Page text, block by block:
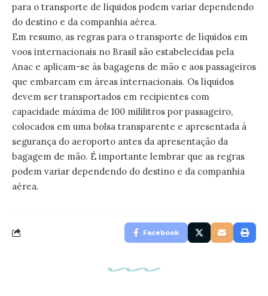
para o transporte de líquidos podem variar dependendo
do destino e da companhia aérea.
Em resumo, as regras para o transporte de líquidos em
voos internacionais no Brasil são estabelecidas pela
Anac e aplicam-se às bagagens de mão e aos passageiros
que embarcam em áreas internacionais. Os líquidos
devem ser transportados em recipientes com
capacidade máxima de 100 mililitros por passageiro,
colocados em uma bolsa transparente e apresentada à
segurança do aeroporto antes da apresentação da
bagagem de mão. É importante lembrar que as regras
podem variar dependendo do destino e da companhia
aérea.
Facebook